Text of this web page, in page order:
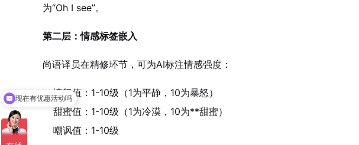
为“Oh I see”。
第二层：情感标签嵌入
尚语译员在精修环节，可为AI标注情感强度 ：
愤怒值：1-10级（1为平静，10为暴怒）
甜蜜值：1-10级（1为冷漠，10为**甜蜜）
嘲讽值：1-10级
现在有优惠活动吗